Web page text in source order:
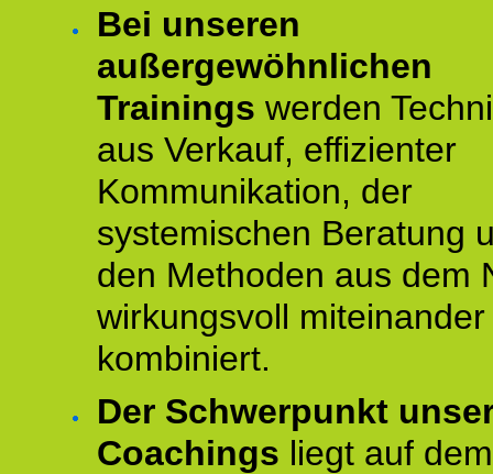
Bei unseren
außergewöhnlichen
Trainings werden
aus Verkauf, effizienter
Kommunikation, der
systemischen Beratung
den Methoden aus dem
wirkungsvoll miteinander
kombiniert.
Der Schwerpunkt
Coachings liegt auf dem